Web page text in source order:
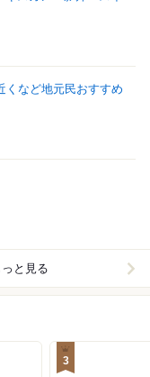
くなど地元民おすすめ
と見る
3